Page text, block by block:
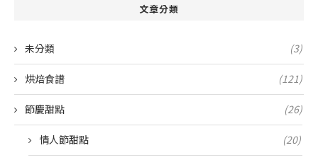
文章分類
未分類 (3)
烘焙食譜 (121)
節慶甜點 (26)
情人節甜點 (20)